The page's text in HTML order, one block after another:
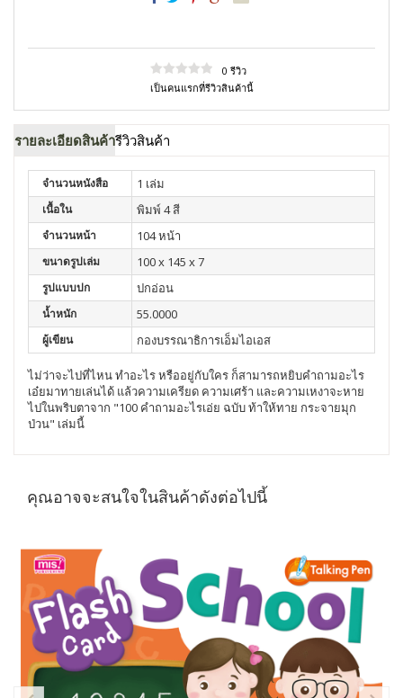
0 รีวิว
เป็นคนแรกที่รีวิวสินค้านี้
รายละเอียดสินค้ารีวิวสินค้า
จำนวนหนังสือ 1 เล่ม
เนื้อใน พิมพ์ 4 สี
จำนวนหน้า 104 หน้า
ขนาดรูปเล่ม 100 x 145 x 7
รูปแบบปก ปกอ่อน
น้ำหนัก 55.0000
ผู้เขียน กองบรรณาธิการเอ็มไอเอส
ไม่ว่าจะไปที่ไหน ทำอะไร หรืออยู่กับใคร ก็สามารถหยิบคำถามอะไร
เอ๋ยมาทายเล่นได้ แล้วความเครียด ความเศร้า และความเหงาจะหาย
ไปในพริบตาจาก "100 คำถามอะไรเอ่ย ฉบับ ท้าให้ทาย กระจายมุก
ป่วน" เล่มนี้
คุณอาจจะสนใจในสินค้าดังต่อไปนี้